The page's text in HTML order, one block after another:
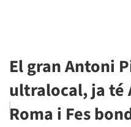
El gran Antoni
ultralocal, ja té
Roma i Fes